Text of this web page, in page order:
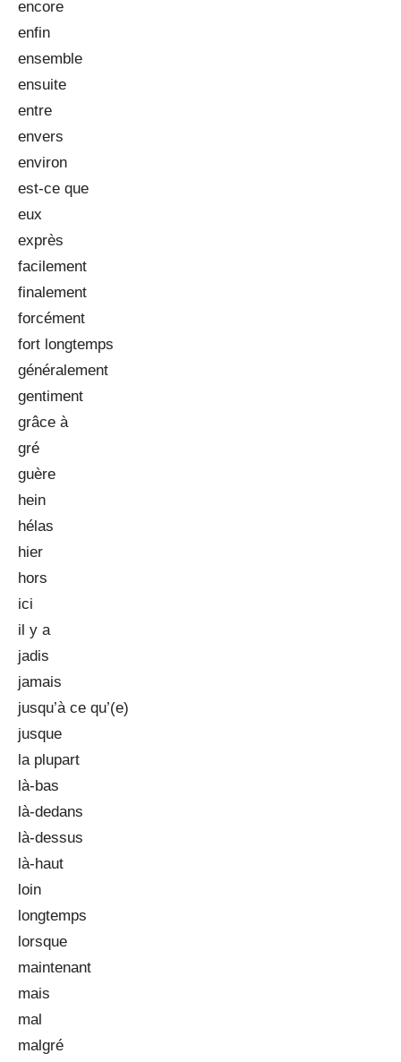
encore
enfin
ensemble
ensuite
entre
envers
environ
est-ce que
eux
exprès
facilement
finalement
forcément
fort longtemps
généralement
gentiment
grâce à
gré
guère
hein
hélas
hier
hors
ici
il y a
jadis
jamais
jusqu’à ce qu’(e)
jusque
la plupart
là-bas
là-dedans
là-dessus
là-haut
loin
longtemps
lorsque
maintenant
mais
mal
malgré